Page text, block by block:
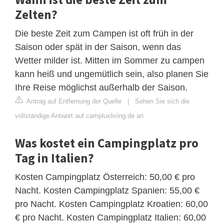
Zelten?
Die beste Zeit zum Campen ist oft früh in der
Saison oder spät in der Saison, wenn das
Wetter milder ist. Mitten im Sommer zu campen
kann heiß und ungemütlich sein, also planen Sie
Ihre Reise möglichst außerhalb der Saison.
Antrag auf Entfernung der Quelle | Sehen Sie sich die
vollständige Antwort auf campluxliving.de an
Was kostet ein Campingplatz pro
Tag in Italien?
Kosten Campingplatz Österreich: 50,00 € pro
Nacht. Kosten Campingplatz Spanien: 55,00 €
pro Nacht. Kosten Campingplatz Kroatien: 60,00
€ pro Nacht. Kosten Campingplatz Italien: 60,00